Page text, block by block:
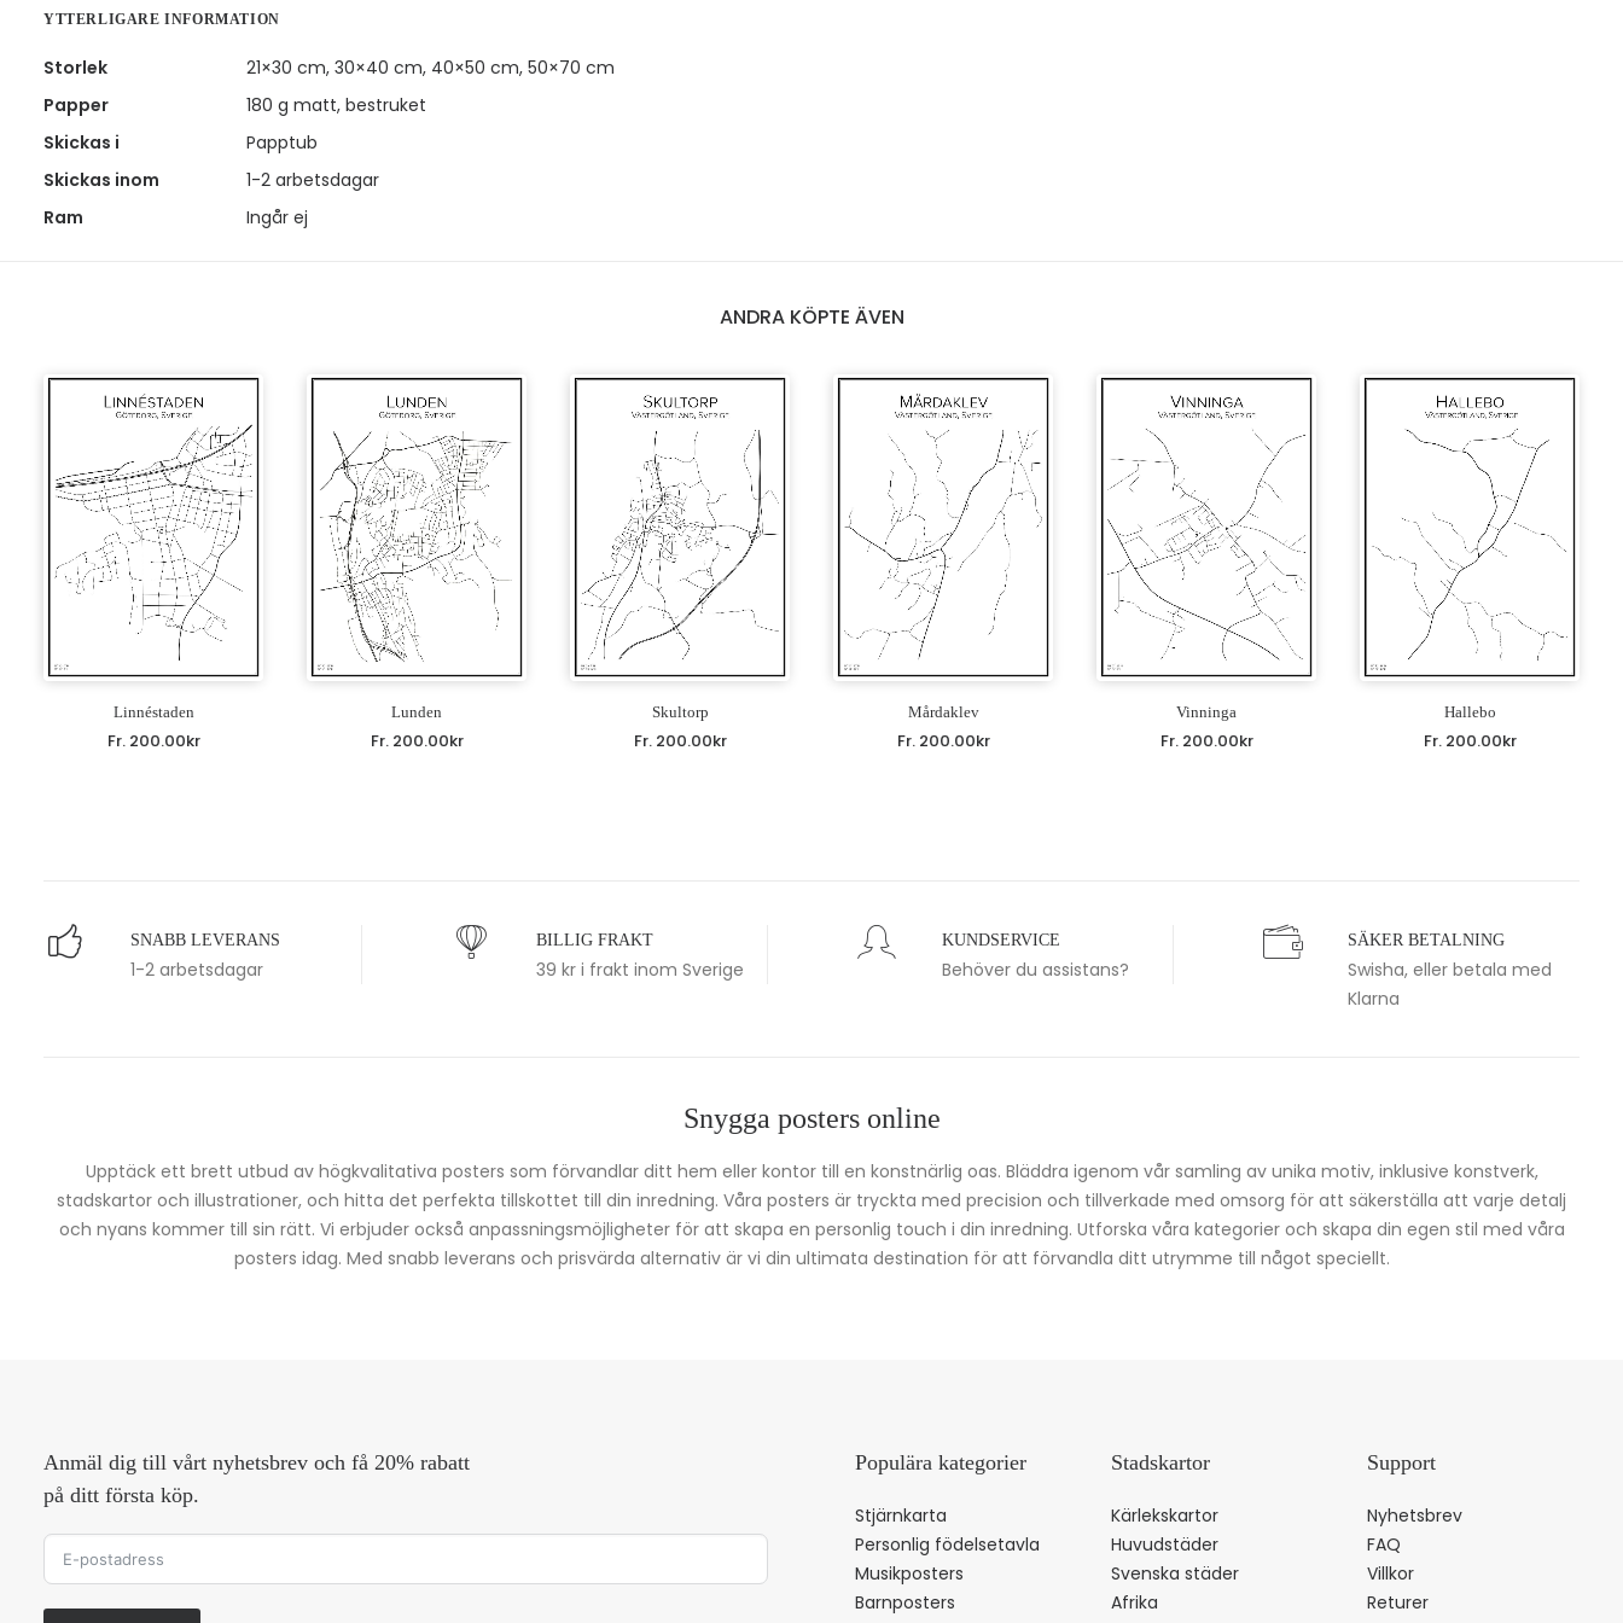
YTTERLIGARE INFORMATION
Storlek
21×30 cm, 30×40 cm, 40×50 cm, 50×70 cm
Papper
180 g matt, bestruket
Skickas i
Papptub
Skickas inom
1-2 arbetsdagar
Ram
Ingår ej
ANDRA KÖPTE ÄVEN
Linnéstaden
Fr. 200.00kr
Lunden
Fr. 200.00kr
Skultorp
Fr. 200.00kr
Mårdaklev
Fr. 200.00kr
Vinninga
Fr. 200.00kr
Hallebo
Fr. 200.00kr
SNABB LEVERANS
1-2 arbetsdagar
BILLIG FRAKT
39 kr i frakt inom Sverige
KUNDSERVICE
Behöver du assistans?
SÄKER BETALNING
Swisha, eller betala med
Klarna
Snygga posters online
Upptäck ett brett utbud av högkvalitativa posters som förvandlar ditt hem eller kontor till en konstnärlig oas. Bläddra igenom vår samling av unika motiv, inklusive konstverk,
stadskartor och illustrationer, och hitta det perfekta tillskottet till din inredning. Våra posters är tryckta med precision och tillverkade med omsorg för att säkerställa att varje detalj
och nyans kommer till sin rätt. Vi erbjuder också anpassningsmöjligheter för att skapa en personlig touch i din inredning. Utforska våra kategorier och skapa din egen stil med våra
posters idag. Med snabb leverans och prisvärda alternativ är vi din ultimata destination för att förvandla ditt utrymme till något speciellt.
Anmäl dig till vårt nyhetsbrev och få 20% rabatt
på ditt första köp.
Populära kategorier
Stjärnkarta
Personlig födelsetavla
Musikposters
Barnposters
Stadskartor
Kärlekskartor
Huvudstäder
Svenska städer
Afrika
Support
Nyhetsbrev
FAQ
Villkor
Returer